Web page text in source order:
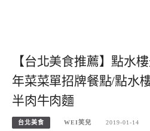
【台北美食推薦】點水
年菜菜單招牌餐點/點水
半肉牛肉麵
台北美食 WEI笑兒 2019-01-14